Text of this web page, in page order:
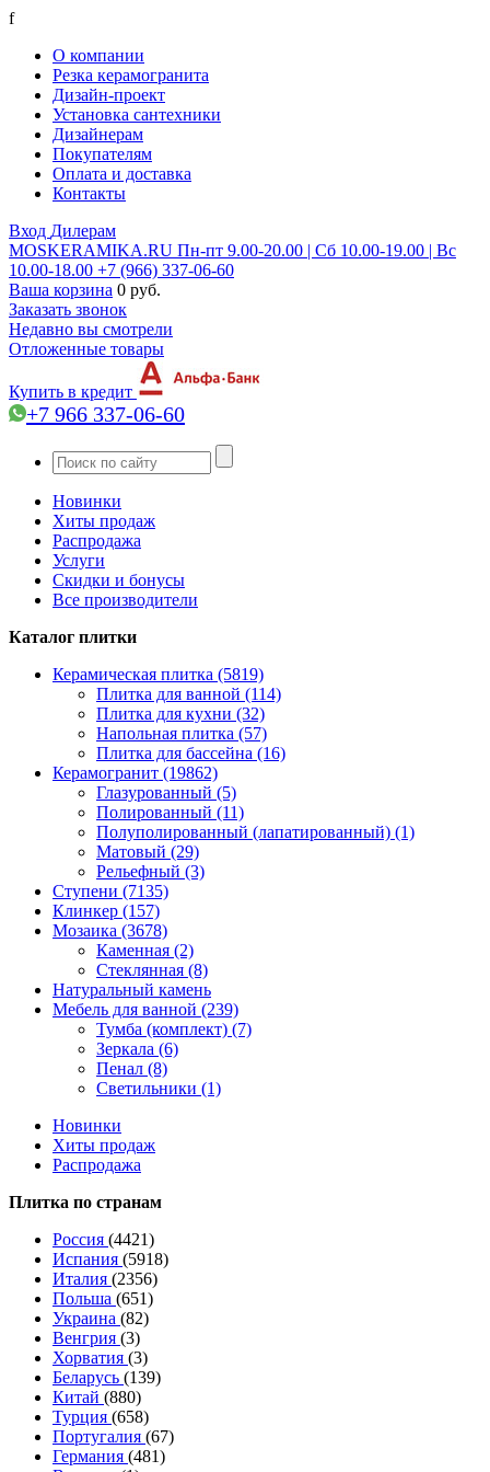
f
О компании
Резка керамогранита
Дизайн-проект
Установка сантехники
Дизайнерам
Покупателям
Оплата и доставка
Контакты
Вход Дилерам
MOSKERAMIKA.RU Пн-пт 9.00-20.00 | Сб 10.00-19.00 | Вс
10.00-18.00 +7 (966) 337-06-60
Ваша корзина 0 руб.
Заказать звонок
Недавно вы смотрели
Отложенные товары
Купить в кредит
+7 966 337-06-60
Новинки
Хиты продаж
Распродажа
Услуги
Скидки и бонусы
Все производители
Каталог плитки
Керамическая плитка (5819)
Плитка для ванной (114)
Плитка для кухни (32)
Напольная плитка (57)
Плитка для бассейна (16)
Керамогранит (19862)
Глазурованный (5)
Полированный (11)
Полуполированный (лапатированный) (1)
Матовый (29)
Рельефный (3)
Ступени (7135)
Клинкер (157)
Мозаика (3678)
Каменная (2)
Стеклянная (8)
Натуральный камень
Мебель для ванной (239)
Тумба (комплект) (7)
Зеркала (6)
Пенал (8)
Светильники (1)
Новинки
Хиты продаж
Распродажа
Плитка по странам
Россия (4421)
Испания (5918)
Италия (2356)
Польша (651)
Украина (82)
Венгрия (3)
Хорватия (3)
Беларусь (139)
Китай (880)
Турция (658)
Португалия (67)
Германия (481)